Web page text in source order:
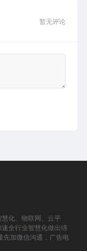
暂无评论
化、物联网、云平
全行业智慧化做出绵
先加微信沟通，广告电